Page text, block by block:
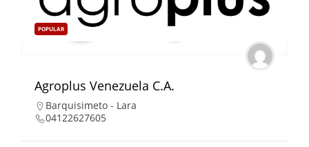
POPULAR
Agroplus Venezuela C.A.
Barquisimeto - Lara
04122627605